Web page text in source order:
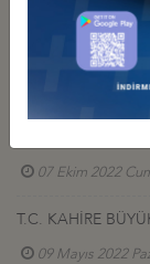
TÜRKİYE-MISIR
27 Ekim 2023
07 Ekim 2022
T.C. KAHİRE
09 Mayıs 2022